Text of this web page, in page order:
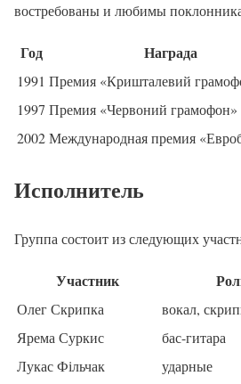
востребованы и любимы
Год Награда
1991 Премия «Кришталевий
1997 Премия «Червоний грамофон»
2002Международная премия
Исполнитель
Группа состоит из следующих
Участник
Олег Скрипка
вокал,
Ярема Суркис
бас-гитара
Лукас Фільчак
ударные